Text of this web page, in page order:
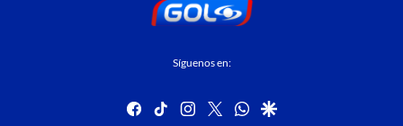
Síguenos en:
facebook
tiktok instagram
twitterwhatsapp
google